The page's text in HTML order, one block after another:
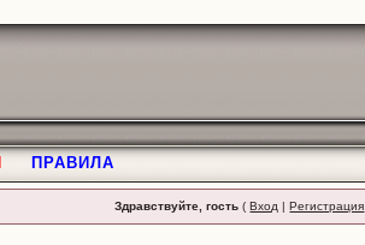
ПРАВИЛА
Здравствуйте, гость (Вход |Регистрация